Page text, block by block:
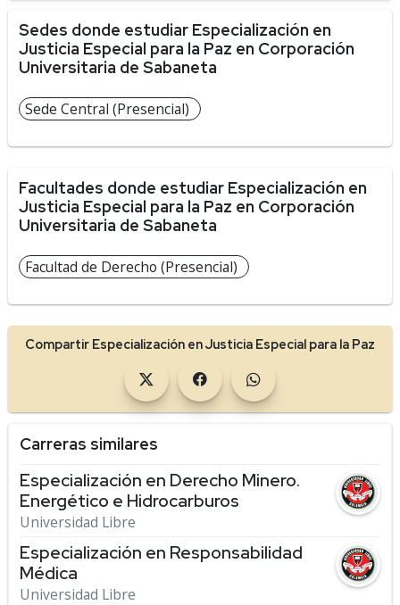
Sedes donde estudiar Especialización en
Justicia Especial para la Paz en Corporación
Universitaria de Sabaneta
Sede Central (Presencial)
Facultades donde estudiar Especialización en
Justicia Especial para la Paz en Corporación
Universitaria de Sabaneta
Facultad de Derecho (Presencial)
Compartir Especialización en Justicia Especial para la Paz
Carreras similares
Especialización en Derecho Minero.
Energético e Hidrocarburos
Universidad Libre
Especialización en Responsabilidad
Médica
Universidad Libre